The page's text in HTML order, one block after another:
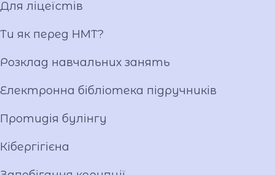
Фотогалерея
Відеогалерея
Вакансії
Публічна інформація
Для ліцеїстів
Ти як перед НМТ?
Розклад навчальних занять
Електронна бібліотека підручників
Протидія булінгу
Кібергігієна